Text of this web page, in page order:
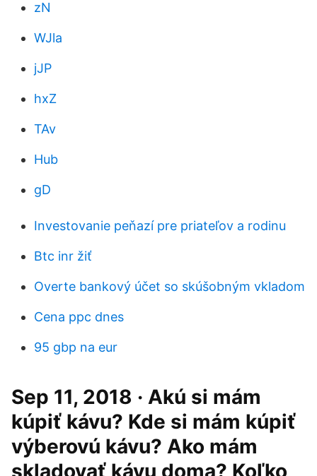
zN
WJla
jJP
hxZ
TAv
Hub
gD
Investovanie peňazí pre priateľov a rodinu
Btc inr žiť
Overte bankový účet so skúšobným vkladom
Cena ppc dnes
95 gbp na eur
Sep 11, 2018 · Akú si mám
kúpiť kávu? Kde si mám kúpiť
výberovú kávu? Ako mám
skladovať kávu doma? Koľko